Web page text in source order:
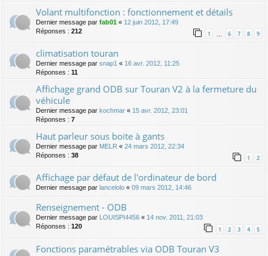
Volant multifonction : fonctionnement et détails
Dernier message par fab01 « 12 juin 2012, 17:49
Réponses : 212 1 … 6 7 8 9
climatisation touran
Dernier message par snap1 « 16 avr. 2012, 11:25
Réponses : 11
Affichage grand ODB sur Touran V2 à la fermeture du
véhicule
Dernier message par kochmar « 15 avr. 2012, 23:01
Réponses : 7
Haut parleur sous boite à gants
Dernier message par MELR « 24 mars 2012, 22:34
Réponses : 38 1 2
Affichage par défaut de l'ordinateur de bord
Dernier message par lancelolo « 09 mars 2012, 14:46
Renseignement - ODB
Dernier message par LOUISPI4456 « 14 nov. 2011, 21:03
Réponses : 120 1 2 3 4 5
Fonctions paramétrables via ODB Touran V3